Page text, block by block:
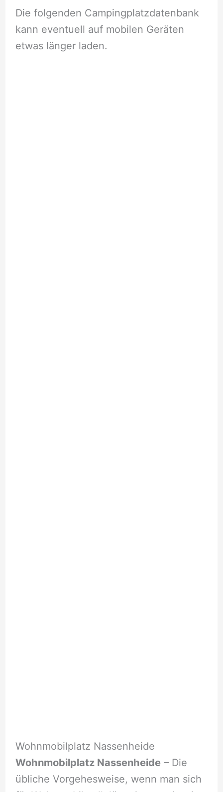
Die folgenden Campingplatzdatenbank
kann eventuell auf mobilen Geräten
etwas länger laden.
Wohnmobilplatz Nassenheide
Wohnmobilplatz Nassenheide– Die
übliche Vorgehesweise, wenn man sich